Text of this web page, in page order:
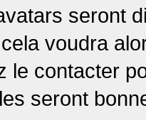
seront
voudra
le contacter
seront